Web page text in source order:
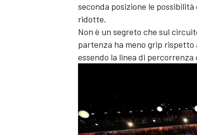
ENDURANCE/GT
seconda posizione le
ridotte.
Non è un segreto che sul
partenza ha meno grip
essendo la linea di